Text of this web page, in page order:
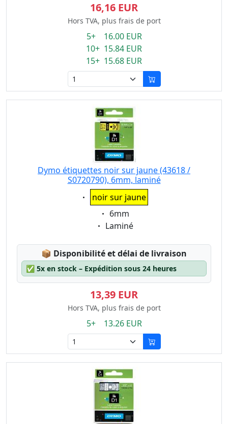
16,16 EUR
Hors TVA, plus frais de port
5+ 16.00 EUR
10+ 15.84 EUR
15+ 15.68 EUR
Dymo étiquettes noir sur jaune (43618 /
S0720790), 6mm, laminé
Eigenschaft:
noir sur jaune
Eigenschaft:
6mm
Eigenschaft:
Laminé
📦 Lagerstatus:
Disponibilité et délai de livraison
✅ 5x en stock – Expédition sous 24 heures
13,39 EUR
Hors TVA, plus frais de port
5+ 13.26 EUR